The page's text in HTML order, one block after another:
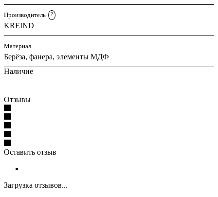
Производитель ?
KREIND
Материал
Берёза, фанера, элементы МДФ
Наличие
Отзывы
Оставить отзыв
Загрузка отзывов...